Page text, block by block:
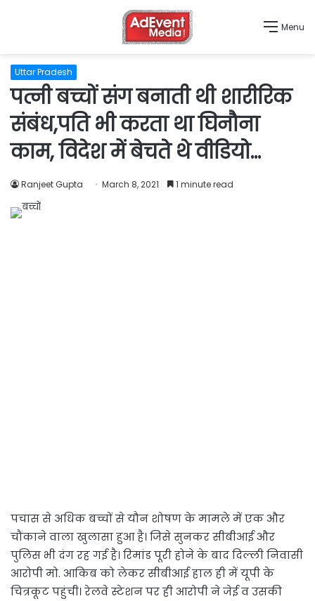
Menu
Uttar Pradesh
पत्नी बच्चों संग बनाती थी शारीरिक
संबंध,पति भी करता था घिनौना
काम, विदेश में बेचते थे वीडियो…
Ranjeet Gupta March 8, 2021 1 minute read
पचास से अधिक बच्चों से यौन शोषण के मामले में एक और
चौंकाने वाला खुलासा हुआ है। जिसे सुनकर सीबीआई और
पुलिस भी दंग रह गई है। रिमांड पूरी होने के बाद दिल्ली निवासी
आरोपी मो. आकिब को लेकर सीबीआई हाल ही में यूपी के
चित्रकूट पहुंची। रेलवे स्टेशन पर ही आरोपी ने जेई व उसकी